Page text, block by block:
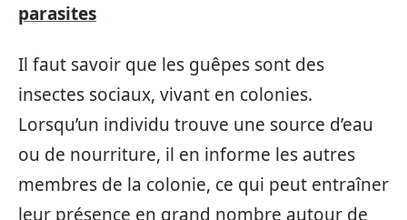
parasites
Il faut savoir que les guêpes sont des
insectes sociaux, vivant en colonies.
Lorsqu’un individu trouve une source d’eau
ou de nourriture, il en informe les autres
membres de la colonie, ce qui peut entraîner
leur présence en grand nombre autour de